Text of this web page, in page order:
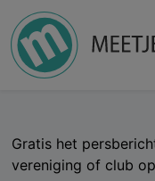
Gratis het
vereniging of club